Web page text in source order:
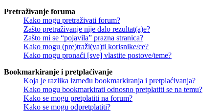
Pretraživanje foruma
Kako mogu pretraživati forum?
Zašto pretraživanje nije dalo rezultat(a)e?
Zašto mi se “pojavila” prazna stranica?
Kako mogu (pre)traži(va)ti korisnike/ce?
Kako mogu pronaći [sve] vlastite postove/teme?
Bookmarkiranje i pretplaćivanje
Koja je razlika između bookmarkiranja i pretplaćivanja?
Kako mogu bookmarkirati odnosno pretplatiti se na temu?
Kako se mogu pretplatiti na forum?
Kako se mogu odpretplatiti?